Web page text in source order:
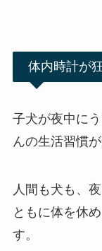
体内時計が
子犬が夜中に
んの生活習慣
人間も犬も、
ともに体を休
す。